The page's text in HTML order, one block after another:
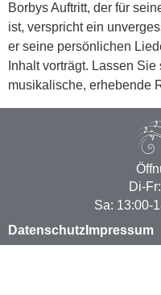
Borbys Auftritt, der für
ist, verspricht ein
er seine persönlichen
Inhalt vorträgt. Lassen
musikalische, erhebende
Di-
Sa: 13:00-
Datenschutz Impressum